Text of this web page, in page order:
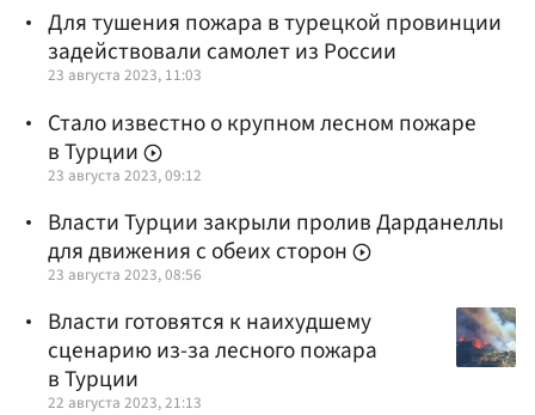
Для тушения пожара в турецкой провинции
задействовали самолет из России
23 августа 2023, 11:03
Стало известно о крупном лесном пожаре
в Турции
23 августа 2023, 09:12
Власти Турции закрыли пролив Дарданеллы
для движения с обеих сторон
23 августа 2023, 08:56
Власти готовятся к наихудшему
сценарию из-за лесного пожара
в Турции
22 августа 2023, 21:13